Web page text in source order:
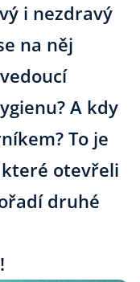
i nezdravý
na něj
A kdy
To je
otevřeli
druhé